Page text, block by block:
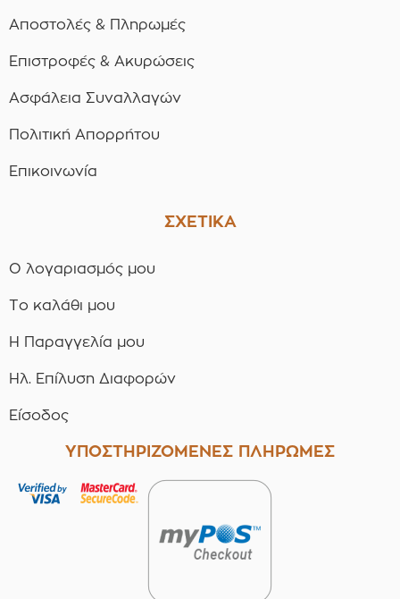
Αποστολές & Πληρωμές
Επιστροφές & Ακυρώσεις
Ασφάλεια Συναλλαγών
Πολιτική Απορρήτου
Επικοινωνία
ΣΧΕΤΙΚΑ
Ο λογαριασμός μου
Το καλάθι μου
Η Παραγγελία μου
Ηλ. Επίλυση Διαφορών
Είσοδος
ΥΠΟΣΤΗΡΙΖΟΜΕΝΕΣ ΠΛΗΡΩΜΕΣ